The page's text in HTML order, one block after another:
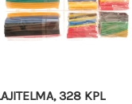
328 KPL